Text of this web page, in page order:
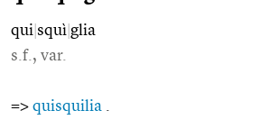
qui squì glia
s.f., var.
=> quisquilia